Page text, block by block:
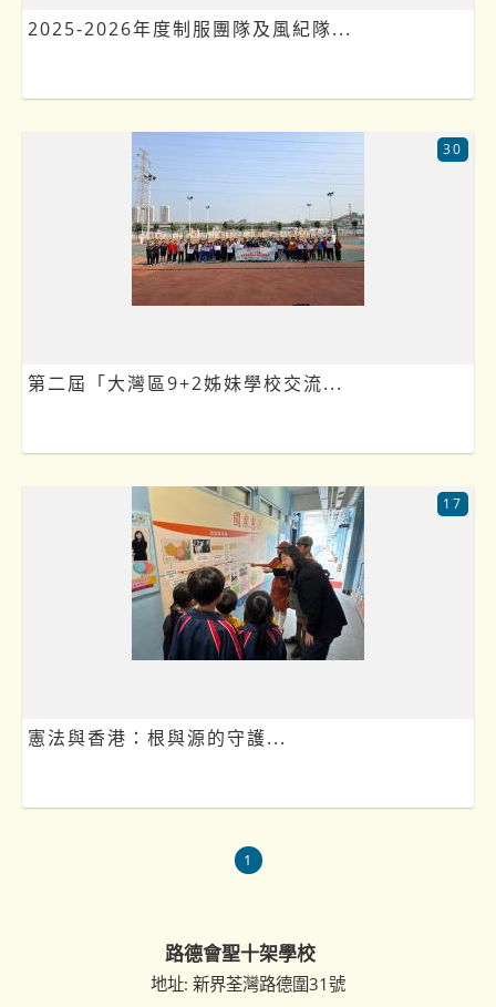
2025-2026年度制服團隊及風紀隊...
第二屆「大灣區9+2姊妹學校交流...
30
憲法與香港：根與源的守護...
17
1
路德會聖十架學校
地址: 新界荃灣路德圍31號